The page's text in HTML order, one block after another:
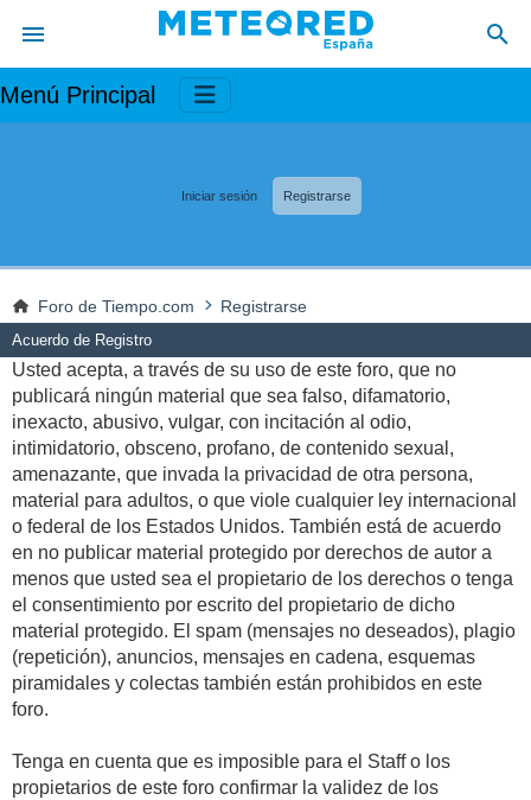
Menú Principal
Iniciar sesión Registrarse
Foro de Tiempo.com Registrarse
Acuerdo de Registro
Usted acepta, a través de su uso de este foro, que no
publicará ningún material que sea falso, difamatorio,
inexacto, abusivo, vulgar, con incitación al odio,
intimidatorio, obsceno, profano, de contenido sexual,
amenazante, que invada la privacidad de otra persona,
material para adultos, o que viole cualquier ley internacional
o federal de los Estados Unidos. También está de acuerdo
en no publicar material protegido por derechos de autor a
menos que usted sea el propietario de los derechos o tenga
el consentimiento por escrito del propietario de dicho
material protegido. El spam (mensajes no deseados), plagio
(repetición), anuncios, mensajes en cadena, esquemas
piramidales y colectas también están prohibidos en este
foro.
Tenga en cuenta que es imposible para el Staff o los
propietarios de este foro confirmar la validez de los